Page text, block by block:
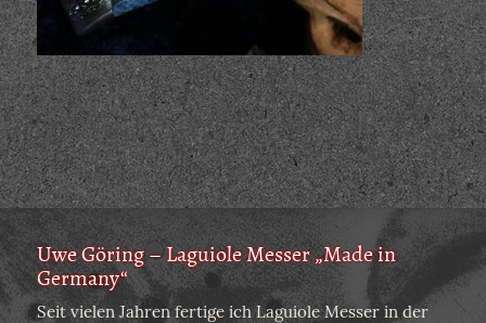
Uwe Göring – Laguiole Messer „Made in
Germany“
Seit vielen Jahren fertige ich Laguiole Messer in der